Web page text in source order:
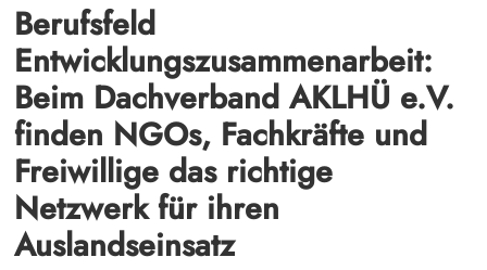
Berufsfeld
Entwicklungszusammenarbeit:
Beim Dachverband AKLHÜ e.V.
finden NGOs, Fachkräfte und
Freiwillige das richtige
Netzwerk für ihren
Auslandseinsatz